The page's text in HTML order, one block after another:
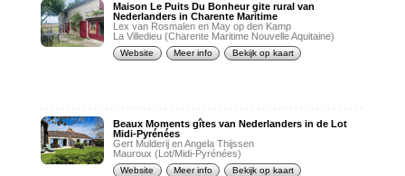
Maison Le Puits Du Bonheur gite rural van
Nederlanders in Charente Maritime
Lex van Rosmalen en May op den Kamp
La Villedieu (Charente Maritime Nouvelle Aquitaine)
Website Meer info Bekijk op kaart
Beaux Moments gîtes van Nederlanders in de Lot
Midi-Pyrénées
Gert Mulderij en Angela Thijssen
Mauroux (Lot/Midi-Pyrénées)
Website Meer info Bekijk op kaart